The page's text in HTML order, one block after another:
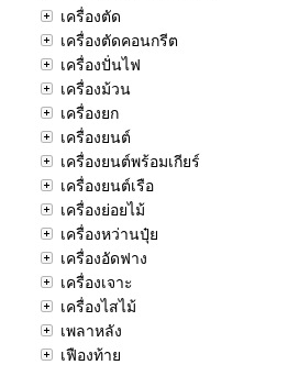
เครื่องตัด
เครื่องตัดคอนกรีต
เครื่องปั่นไฟ
เครื่องม้วน
เครื่องยก
เครื่องยนต์
เครื่องยนต์พร้อมเกียร์
เครื่องยนต์เรือ
เครื่องย่อยไม้
เครื่องหว่านปุ๋ย
เครื่องอัดฟาง
เครื่องเจาะ
เครื่องไสไม้
เพลาหลัง
เฟืองท้าย